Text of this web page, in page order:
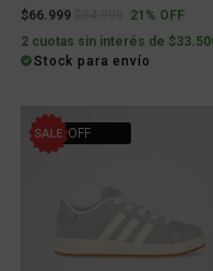
$66.999 Price reduced from
to21% OFF
2 cuotas sin interés de
Stock para envío
51% OFF